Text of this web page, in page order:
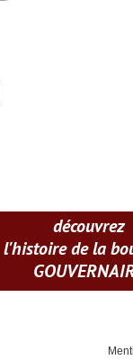
découvrez
l'histoire de la